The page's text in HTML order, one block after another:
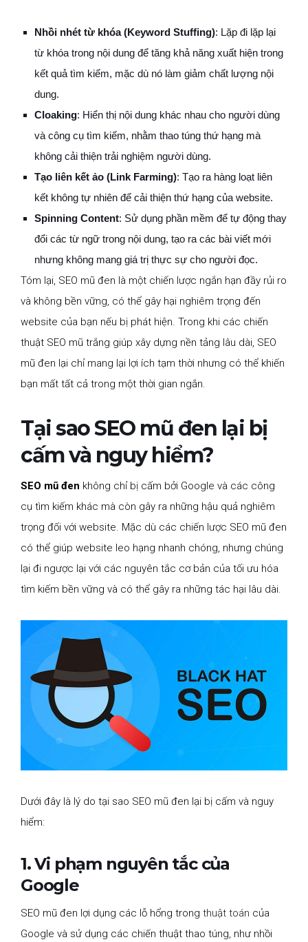
Nhồi nhét từ khóa (Keyword Stuffing): Lặp đi lặp lại
từ khóa trong nội dung để tăng khả năng xuất hiện trong
kết quả tìm kiếm, mặc dù nó làm giảm chất lượng nội
dung.
Cloaking: Hiển thị nội dung khác nhau cho người dùng
và công cụ tìm kiếm, nhằm thao túng thứ hạng mà
không cải thiện trải nghiệm người dùng.
Tạo liên kết ảo (Link Farming): Tạo ra hàng loạt liên
kết không tự nhiên để cải thiện thứ hạng của website.
Spinning Content: Sử dụng phần mềm để tự động thay
đổi các từ ngữ trong nội dung, tạo ra các bài viết mới
nhưng không mang giá trị thực sự cho người đọc.
Tóm lại, SEO mũ đen là một chiến lược ngắn hạn đầy rủi ro
và không bền vững, có thể gây hại nghiêm trọng đến
website của bạn nếu bị phát hiện. Trong khi các chiến
thuật SEO mũ trắng giúp xây dựng nền tảng lâu dài, SEO
mũ đen lại chỉ mang lại lợi ích tạm thời nhưng có thể khiến
bạn mất tất cả trong một thời gian ngắn.
Tại sao SEO mũ đen lại bị
cấm và nguy hiểm?
SEO mũ đen không chỉ bị cấm bởi Google và các công
cụ tìm kiếm khác mà còn gây ra những hậu quả nghiêm
trọng đối với website. Mặc dù các chiến lược SEO mũ đen
có thể giúp website leo hạng nhanh chóng, nhưng chúng
lại đi ngược lại với các nguyên tắc cơ bản của tối ưu hóa
tìm kiếm bền vững và có thể gây ra những tác hại lâu dài.
Dưới đây là lý do tại sao SEO mũ đen lại bị cấm và nguy
hiểm:
1. Vi phạm nguyên tắc của
Google
SEO mũ đen lợi dụng các lỗ hổng trong thuật toán của
Google và sử dụng các chiến thuật thao túng, như nhồi